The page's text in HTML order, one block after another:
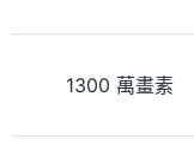
1300 萬畫素